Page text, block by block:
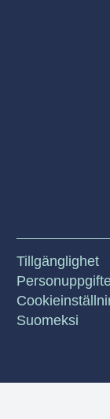
Tillgänglighet
Suomeksi